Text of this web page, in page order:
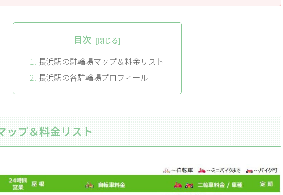
目次
長浜駅の駐輪場マップ＆料金リスト
長浜駅の各駐輪場プロフィール
ップ＆料金リスト